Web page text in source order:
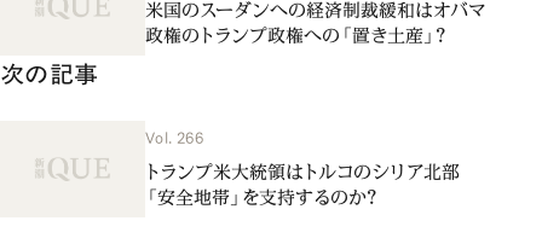
米国のスーダンへの経済制裁緩和はオバマ
政権のトランプ政権への「置き土産」？
次の記事
Vol. 266
トランプ米大統領はトルコのシリア北部
「安全地帯」を支持するのか？